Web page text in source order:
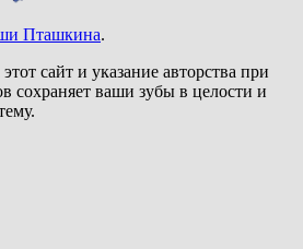
Пташкина.
сайт и указание авторства при
сохраняет ваши зубы в целости и